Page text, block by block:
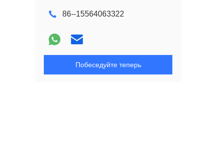
86--15564063322
Побеседуйте теперь